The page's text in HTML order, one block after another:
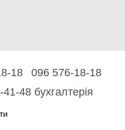
18
096 576-18-18
48 бухгалтерія